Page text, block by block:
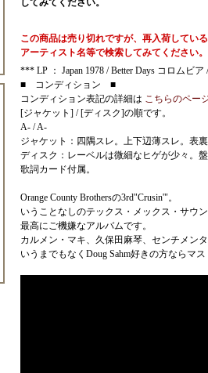
してみてください。
この商品は売り切れですが、再入荷している
アーティスト名等で検索してみてください。
*** LP ： Japan 1978 / Better Days コロムビ
■ コンディション ■
コンディション表記の詳細は こちらのペー
[ジャケット] / [ディスク]の順です。
A- / A-
ジャケット：四隅スレ。上下辺薄スレ。表
ディスク：レーベルは微細なヒゲが少々。
歌詞カード付属。
Orange County Brothersの3rd"Crusin'"。
いうことなしのテックス・メックス・サウン
最高にご機嫌なアルバムです。
カルメン・マキ、久保田麻琴、センチメン
いうまでもなくDoug Sahm好きの方ならマス